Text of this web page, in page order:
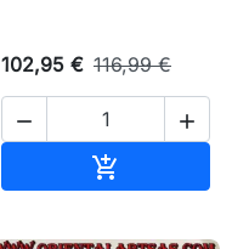
102,95 € 116,99 €
 
